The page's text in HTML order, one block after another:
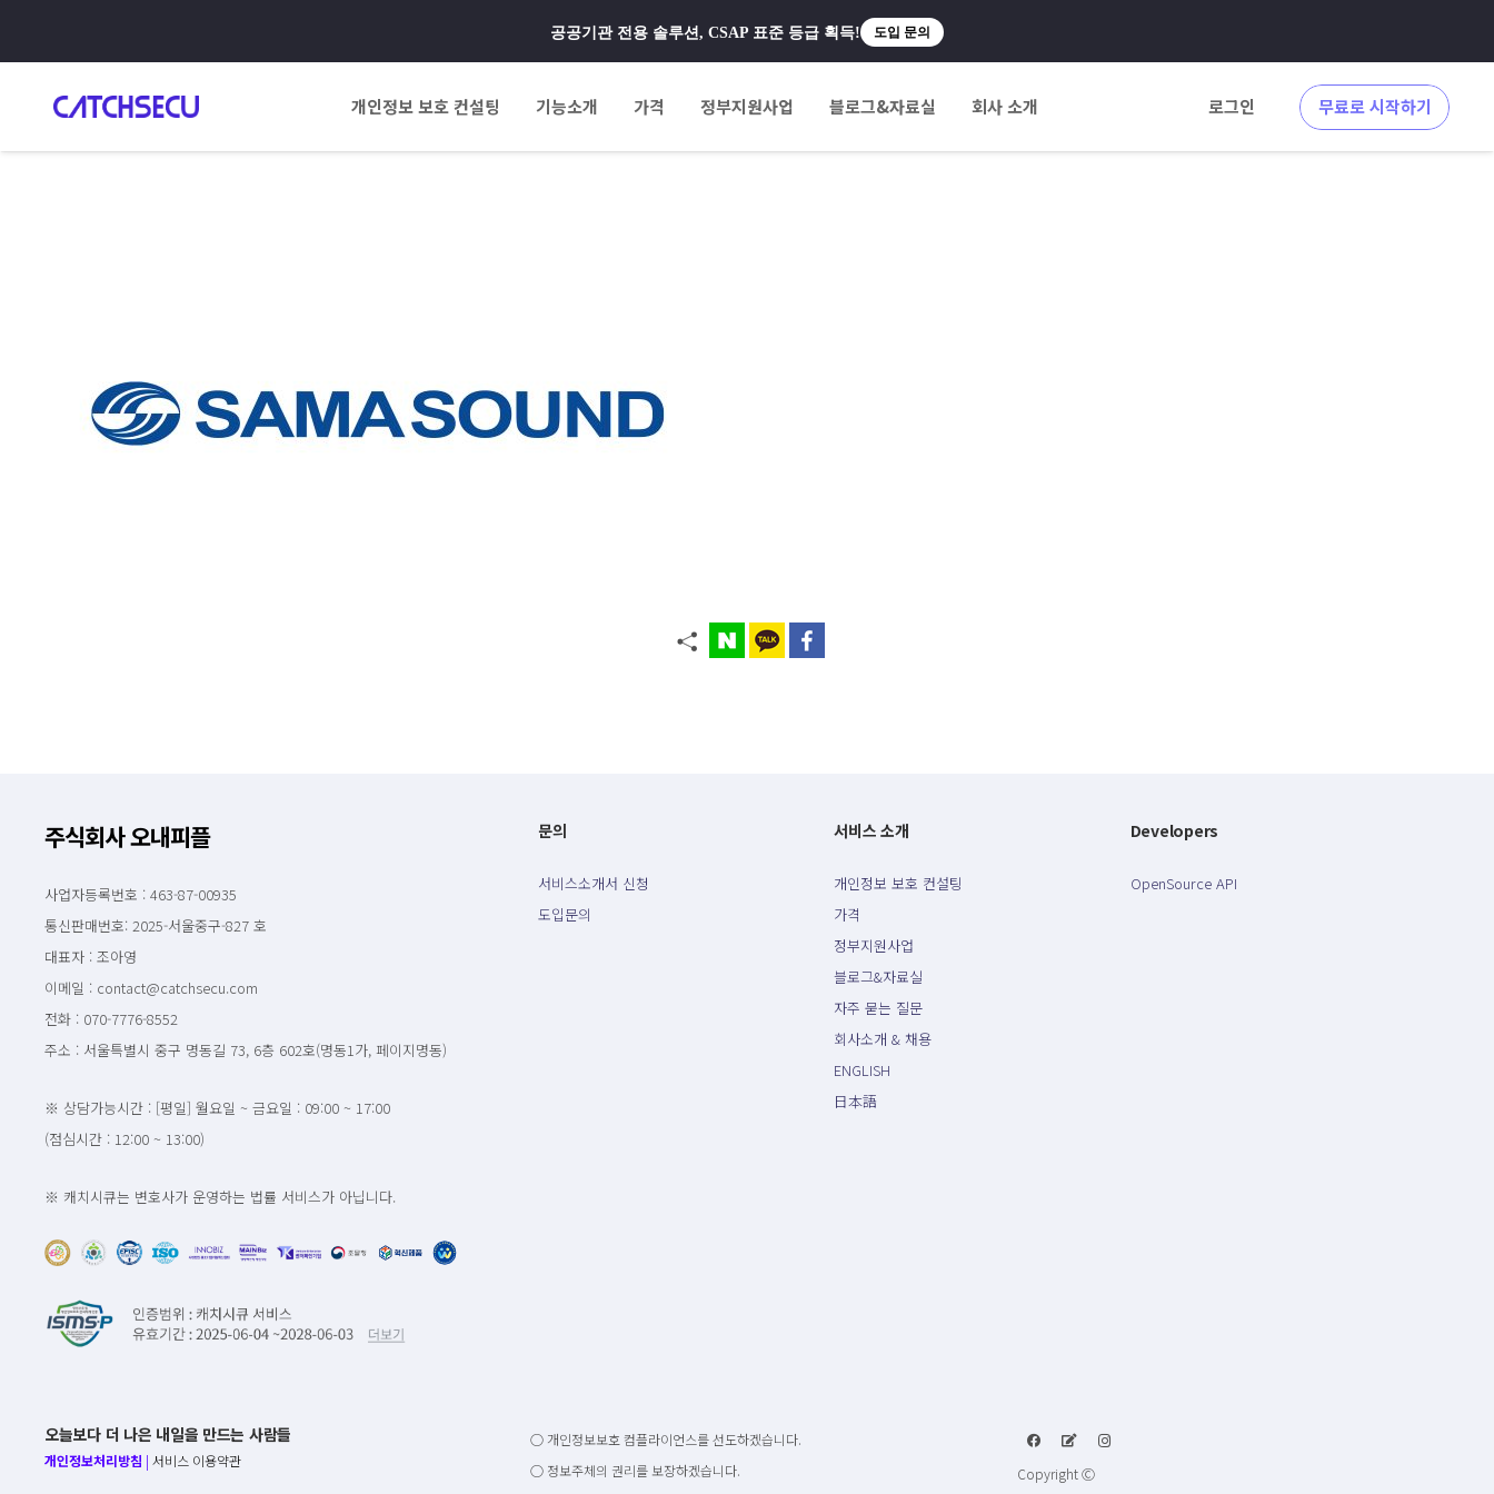
공공기관 전용 솔루션, CSAP 표준 등급 획득! 도입 문의
개인정보 보호 컨설팅 기능소개 가격 정부지원사업 블로그&자료실 회사 소개 로그인 무료로 시작하기
주식회사 오내피플
사업자등록번호 : 463-87-00935
통신판매번호: 2025-서울중구-827 호
대표자 : 조아영
이메일 : contact@catchsecu.com
전화 : 070-7776-8552
주소 : 서울특별시 중구 명동길 73, 6층 602호(명동1가, 페이지명동)
※ 상담가능시간 : [평일] 월요일 ~ 금요일 : 09:00 ~ 17:00
(점심시간 : 12:00 ~ 13:00)
※ 캐치시큐는 변호사가 운영하는 법률 서비스가 아닙니다.
문의
서비스소개서 신청
도입문의
서비스 소개
개인정보 보호 컨설팅
가격
정부지원사업
블로그&자료실
자주 묻는 질문
회사소개 & 채용
ENGLISH
日本語
Developers
OpenSource API
오늘보다 더 나은 내일을 만드는 사람들
개인정보처리방침 | 서비스 이용약관
○ 개인정보보호 컴플라이언스를 선도하겠습니다.
○ 정보주체의 권리를 보장하겠습니다.
Copyright Ⓒ